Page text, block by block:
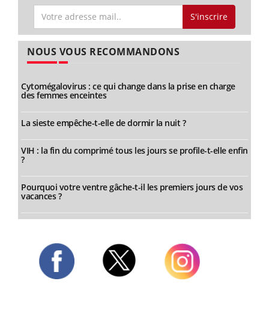
S'inscrire
NOUS VOUS RECOMMANDONS
Cytomégalovirus : ce qui change dans la prise en charge
des femmes enceintes
La sieste empêche-t-elle de dormir la nuit ?
VIH : la fin du comprimé tous les jours se profile-t-elle enfin
?
Pourquoi votre ventre gâche-t-il les premiers jours de vos
vacances ?